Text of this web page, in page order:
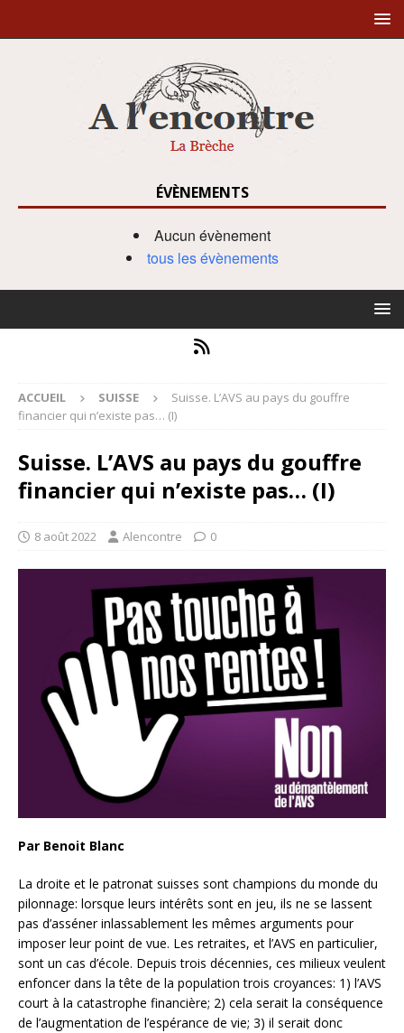
ÉVÈNEMENTS
Aucun évènement
tous les évènements
ACCUEIL SUISSE
Suisse. L’AVS au pays du gouffre
financier qui n’existe pas… (I)
Suisse. L’AVS au pays du gouffre
financier qui n’existe pas… (I)
8 août 2022 Alencontre 0
Par Benoit Blanc
La droite et le patronat suisses sont champions du monde du
pilonnage: lorsque leurs intérêts sont en jeu, ils ne se lassent
pas d’asséner inlassablement les mêmes arguments pour
imposer leur point de vue. Les retraites, et l’AVS en particulier,
sont un cas d’école. Depuis trois décennies, ces milieux veulent
enfoncer dans la tête de la population trois croyances: 1) l’AVS
court à la catastrophe financière; 2) cela serait la conséquence
de l’augmentation de l’espérance de vie; 3) il serait donc